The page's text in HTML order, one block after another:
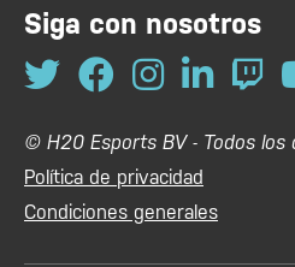
Siga con nosotros
© H20 Esports BV - Todos
Política de privacidad
Condiciones generales